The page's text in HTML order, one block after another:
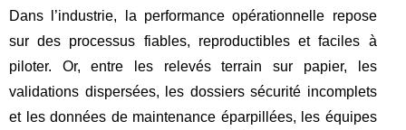
Dans l’industrie, la performance opérationnelle repose
sur des processus fiables, reproductibles et faciles à
piloter. Or, entre les relevés terrain sur papier, les
validations dispersées, les dossiers sécurité incomplets
et les données de maintenance éparpillées, les équipes